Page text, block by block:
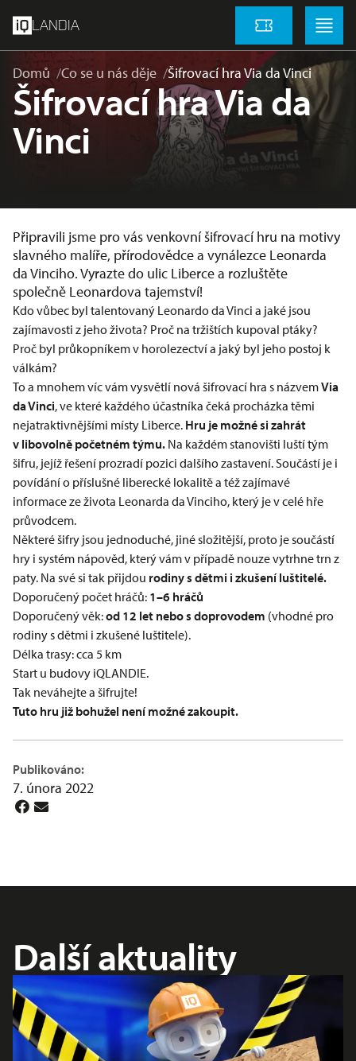
LANDIA Vstupenky
Menu
Domů Co se u nás děje Šifrovací hra Via da Vinci
Šifrovací hra Via da
Vinci
Připravili jsme pro vás venkovní šifrovací hru na motivy
slavného malíře, přírodovědce a vynálezce Leonarda
da Vinciho. Vyrazte do ulic Liberce a rozluštěte
společně Leonardova tajemství!
Kdo vůbec byl talentovaný Leonardo da Vinci a jaké jsou
zajímavosti z jeho života? Proč na tržištích kupoval ptáky?
Proč byl průkopníkem v horolezectví a jaký byl jeho postoj k
válkám?
To a mnohem víc vám vysvětlí nová šifrovací hra s názvemVia
da Vinci, ve které každého účastníka čeká procházka těmi
nejatraktivnějšími místy Liberce. Hru je možné si zahrát
v libovolně početném týmu. Na každém stanovišti luští tým
šifru, jejíž řešení prozradí pozici dalšího zastavení. Součástí je i
povídání o příslušné liberecké lokalitě a též zajímavé
informace ze života Leonarda da Vinciho, který je v celé hře
průvodcem.
Některé šifry jsou jednoduché, jiné složitější, proto je součástí
hry i systém nápověd, který vám v případě nouze vytrhne trn z
paty. Na své si tak přijdou rodiny s dětmi i zkušení luštitelé.
Doporučený počet hráčů: 1–6 hráčů
Doporučený věk:od 12 let nebo s doprovodem (vhodné pro
rodiny s dětmi i zkušené luštitele).
Délka trasy: cca 5 km
Start u budovy iQLANDIE.
Tak neváhejte a šifrujte!
Tuto hru již bohužel není možné zakoupit.
Publikováno:
7. února 2022
Další aktuality